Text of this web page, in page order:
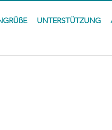
UNTERSTÜTZUNG